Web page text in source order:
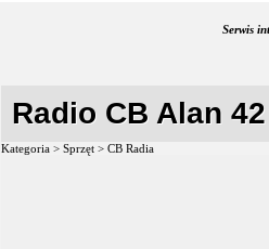
Serwis
Radio CB Alan
Kategoria > Sprzęt > CB Radia